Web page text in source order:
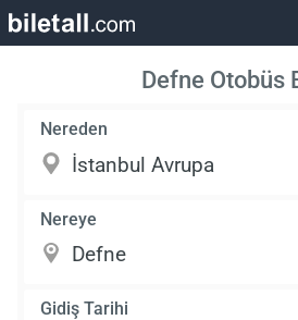
Defne Otobüs
Nereden
Nereye
Gidiş Tarihi